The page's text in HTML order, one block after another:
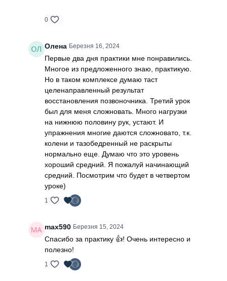
0
Олена Березня 16, 2024
Первые два дня практики мне понравились.
Многое из предложенного знаю, практикую.
Но в таком комплексе думаю таст
целенаправленный результат
восстановления позвоночника. Третий урок
был для меня сложновать. Много нагрузки
на нижнюю половину рук, устают. И
упражнения многие даются сложновато, т.к.
колени и тазобедренный не раскрыты
нормально еще. Думаю что это уровень
хороший средний. Я пожалуй начинающий
средний. Посмотрим что будет в четвертом
уроке)
1
max590 Березня 15, 2024
Спасибо за практику 👍! Очень интересно и
полезно!
1